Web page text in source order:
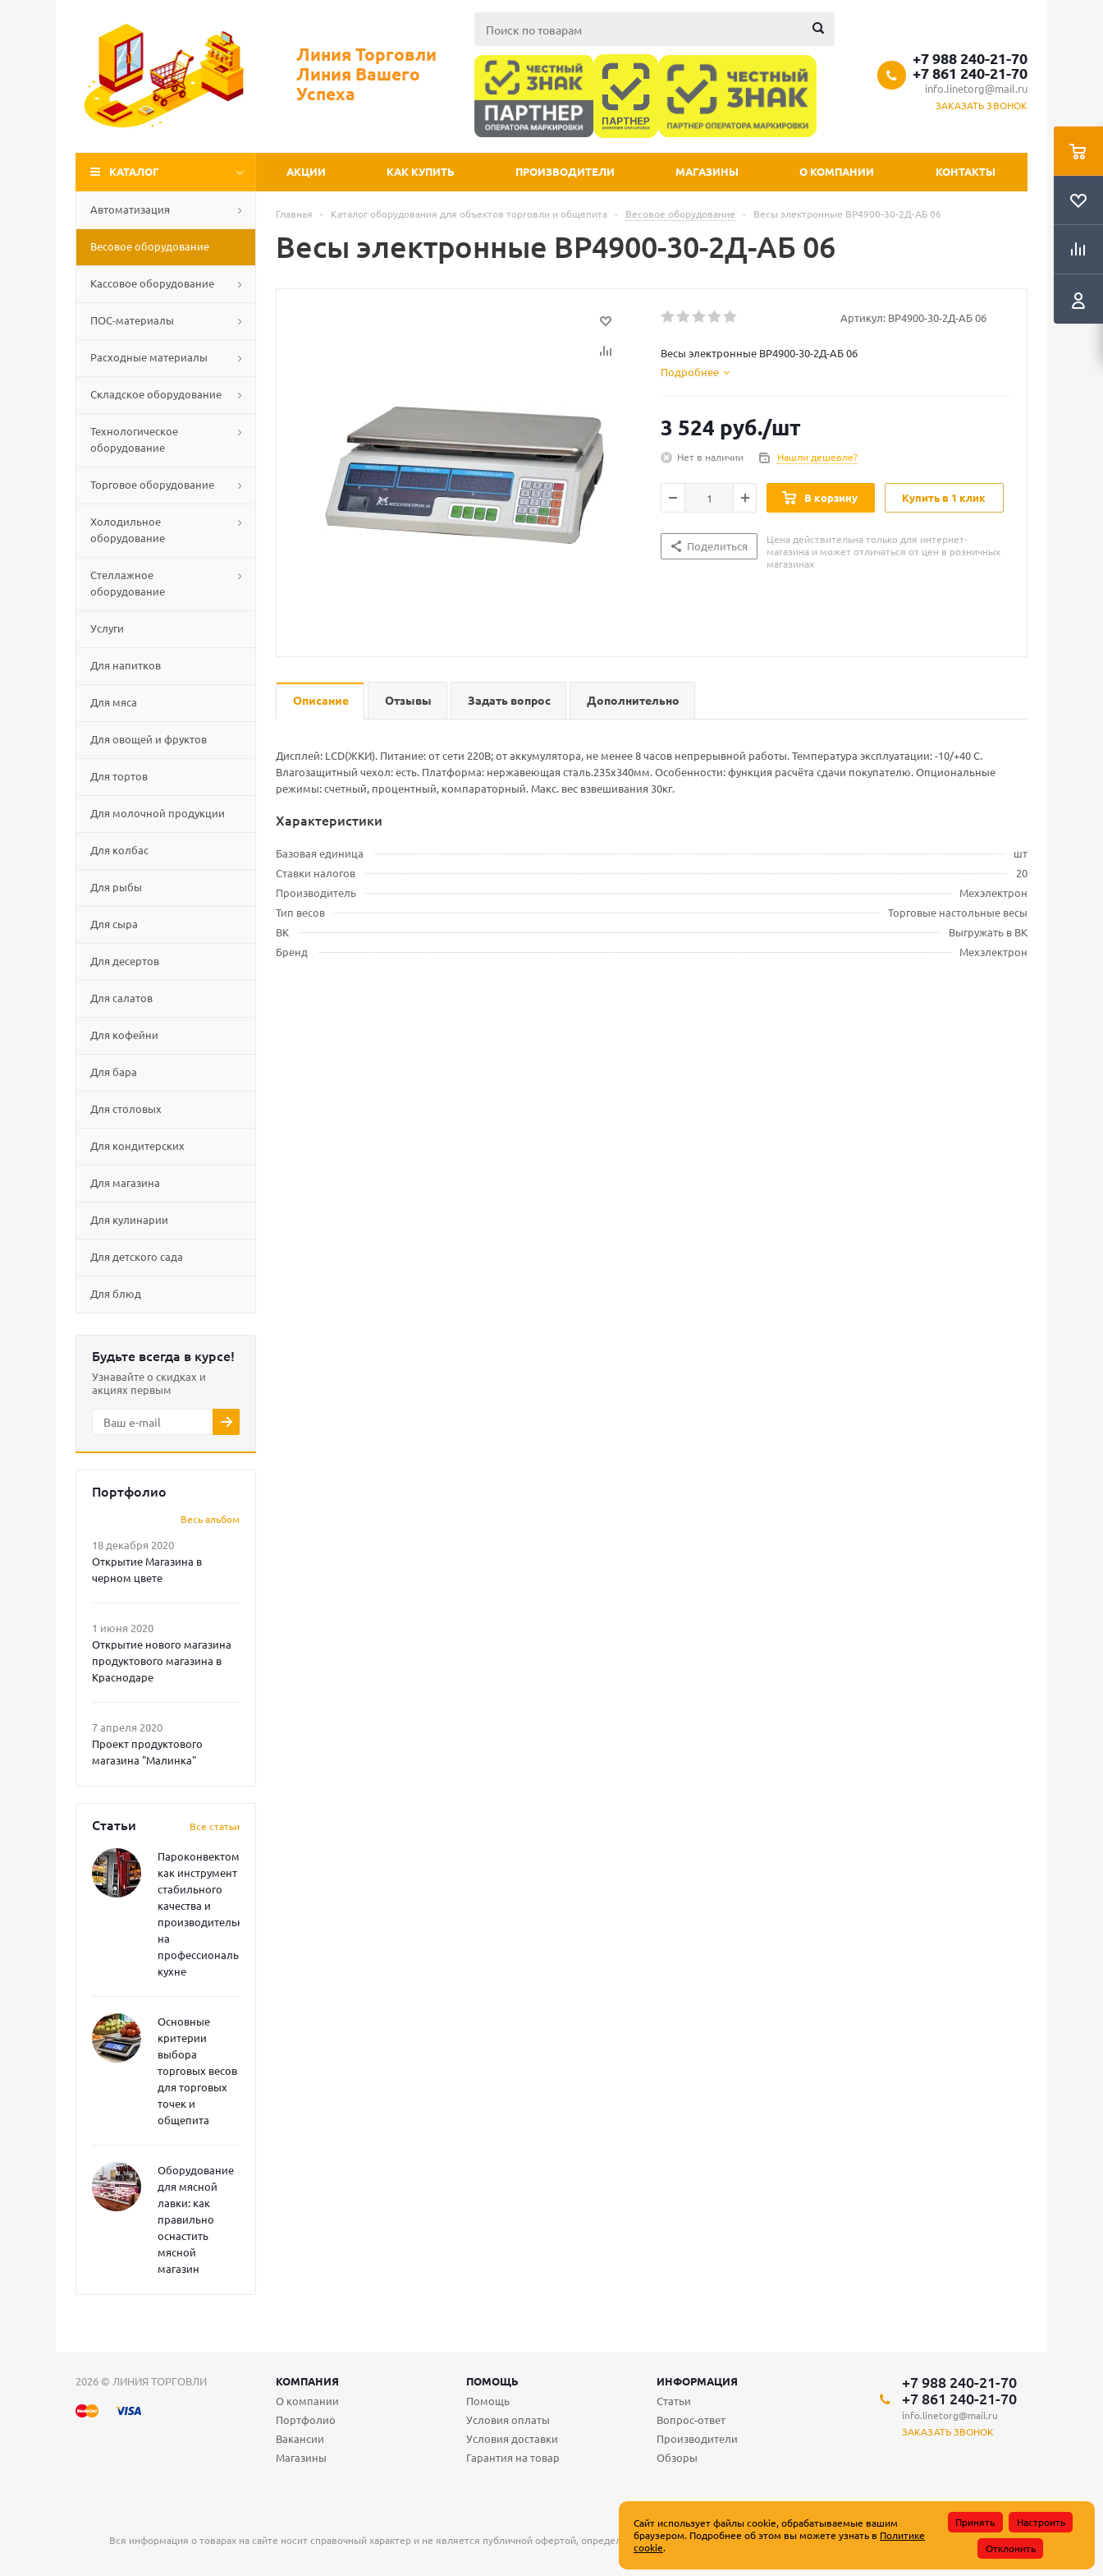
Линия Торговли
Линия Вашего
Успеха
+7 988 240-21-70
+7 861 240-21-70
info.linetorg@mail.ru
ЗАКАЗАТЬ ЗВОНОК
КАТАЛОГ АКЦИИ КАК КУПИТЬ ПРОИЗВОДИТЕЛИ МАГАЗИНЫ О КОМПАНИИ КОНТАКТЫ
Автоматизация
Весовое оборудование
Кассовое оборудование
ПОС-материалы
Расходные материалы
Складское оборудование
Технологическое
оборудование
Торговое оборудование
Холодильное
оборудование
Стеллажное
оборудование
Услуги
Для напитков
Для мяса
Для овощей и фруктов
Для тортов
Для молочной продукции
Для колбас
Для рыбы
Для сыра
Для десертов
Для салатов
Для кофейни
Для бара
Для столовых
Для кондитерских
Для магазина
Для кулинарии
Для детского сада
Для блюд
Будьте всегда в курсе!
Узнавайте о скидках и
акциях первым
Портфолио
Весь альбом
18 декабря 2020
Открытие Магазина в
черном цвете
1 июня 2020
Открытие нового магазина
продуктового магазина в
Краснодаре
7 апреля 2020
Проект продуктового
магазина "Малинка"
Статьи Все статьи
Пароконвектоматы
как инструмент
стабильного
качества и
производительности
на
профессиональной
кухне
Основные
критерии
выбора
торговых весов
для торговых
точек и
общепита
Оборудование
для мясной
лавки: как
правильно
оснастить
мясной
магазин
Главная - Каталог оборудования для объектов торговли и общепита - Весовое оборудование - Весы электронные ВР4900-30-2Д-АБ 06
Весы электронные ВР4900-30-2Д-АБ 06
Артикул: ВР4900-30-2Д-АБ 06
Весы электронные ВР4900-30-2Д-АБ 06
Подробнее
3 524 руб./шт
Нет в наличии Нашли дешевле?
В корзину Купить в 1 клик
Поделиться
Цена действительна только для интернет-
магазина и может отличаться от цен в розничных
магазинах
Описание Отзывы Задать вопрос Дополнительно
Дисплей: LСD(ЖКИ). Питание: от сети 220В; от аккумулятора, не менее 8 часов непрерывной работы. Температура эксплуатации: -10/+40 С.
Влагозащитный чехол: есть. Платформа: нержавеющая сталь.235х340мм. Особенности: функция расчёта сдачи покупателю. Опциональные
режимы: счетный, процентный, компараторный. Макс. вес взвешивания 30кг.
Характеристики
Базовая единица
шт
Ставки налогов
20
Производитель
Мехэлектрон
Тип весов
Торговые настольные весы
ВК
Выгружать в ВК
Бренд
Мехэлектрон
2026 © ЛИНИЯ ТОРГОВЛИ КОМПАНИЯ ПОМОЩЬ
ИНФОРМАЦИЯ
О компании
Портфолио
Вакансии
Магазины
Помощь
Условия оплаты
Условия доставки
Гарантия на товар
Статьи
Вопрос-ответ
Производители
Обзоры
+7 988 240-21-70
+7 861 240-21-70
info.linetorg@mail.ru
ЗАКАЗАТЬ ЗВОНОК
Вся информация о товарах на сайте носит справочный характер и не является публичной офертой, определяемой положениями Статьи 437 Гражданского кодекса Российской Федерации.
Сайт использует файлы cookie, обрабатываемые вашим
браузером. Подробнее об этом вы можете узнать в Политике
cookie.
Принять
Настроить
Отклонить